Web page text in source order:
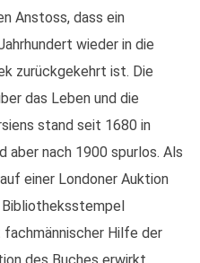
Anstoss, dass ein
wieder in die
zurückgekehrt ist. Die
das Leben und die
stand seit 1680 in
aber nach 1900 spurlos. Als
einer Londoner Auktion
Bibliotheksstempel
Hilfe der